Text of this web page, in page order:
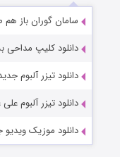
سامان گوران باز
دانلود کلیپ مداحی
دانلود تیزر آلبوم
دانلود تیزر آلبوم
دانلود موزیک